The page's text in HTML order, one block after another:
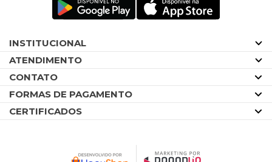
INSTITUCIONAL
ATENDIMENTO
CONTATO
FORMAS DE PAGAMENTO
CERTIFICADOS